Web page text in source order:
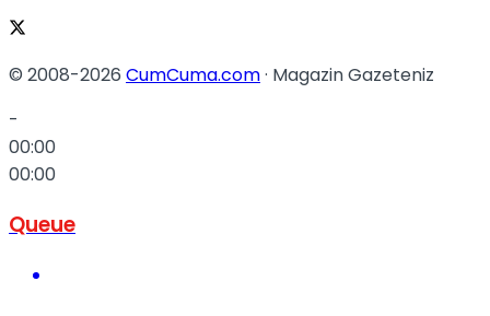
© 2008-2026 CumCuma.com· Magazin Gazeteniz
-
00:00
00:00
Queue